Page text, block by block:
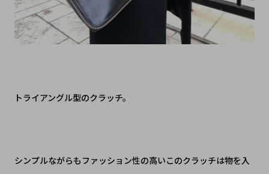
トライアングル型のクラッチ。
シンプルながらもファッション性の高いこのクラッチは物を入